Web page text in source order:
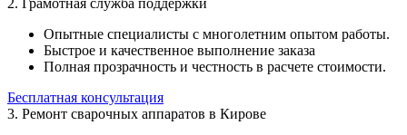
Опытные специалисты с многолетним опытом работы.
Быстрое и качественное выполнение заказа
Полная прозрачность и честность в расчете стоимости.
Бесплатная консультация
3. Ремонт сварочных аппаратов в Кирове